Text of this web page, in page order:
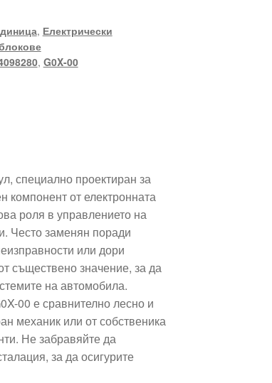
, Електрически
, G0X-00
специално проектиран за
компонент от електронната
роля в управлението на
Често заменян поради
или дори
съществено значение, за да
на автомобила.
00 е сравнително лесно и
механик или от собственика
Не забравяйте да
за да осигурите